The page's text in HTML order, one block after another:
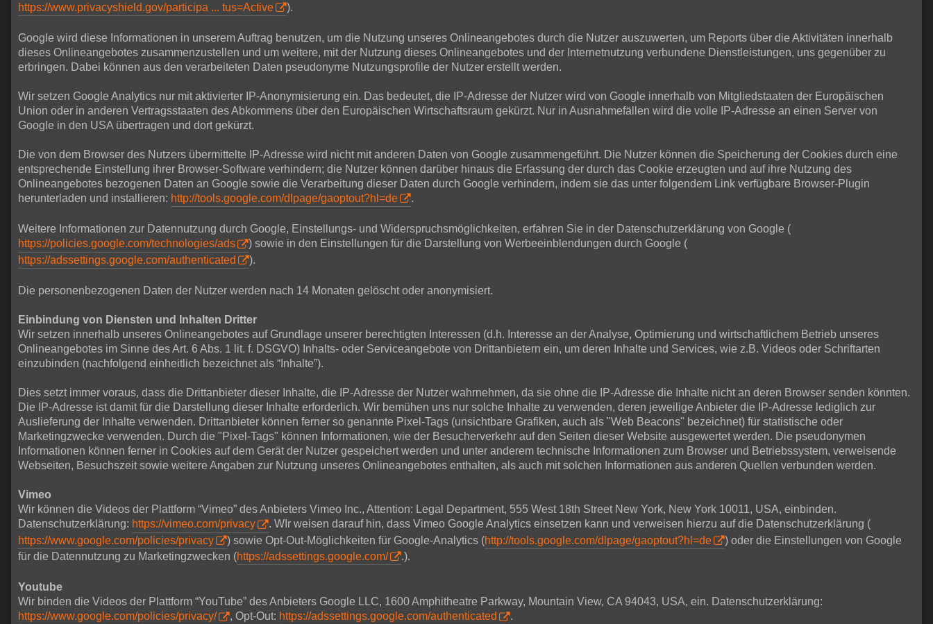
https://www.privacyshield.gov/participa ... tus=Active
).
Google wird diese Informationen in unserem Auftrag benutzen, um die Nutzung unseres Onlineangebotes durch die Nutzer auszuwerten, um Reports über die Aktivitäten innerhalb
dieses Onlineangebotes zusammenzustellen und um weitere, mit der Nutzung dieses Onlineangebotes und der Internetnutzung verbundene Dienstleistungen, uns gegenüber zu
erbringen. Dabei können aus den verarbeiteten Daten pseudonyme Nutzungsprofile der Nutzer erstellt werden.
Wir setzen Google Analytics nur mit aktivierter IP-Anonymisierung ein. Das bedeutet, die IP-Adresse der Nutzer wird von Google innerhalb von Mitgliedstaaten der Europäischen
Union oder in anderen Vertragsstaaten des Abkommens über den Europäischen Wirtschaftsraum gekürzt. Nur in Ausnahmefällen wird die volle IP-Adresse an einen Server von
Google in den USA übertragen und dort gekürzt.
Die von dem Browser des Nutzers übermittelte IP-Adresse wird nicht mit anderen Daten von Google zusammengeführt. Die Nutzer können die Speicherung der Cookies durch eine
entsprechende Einstellung ihrer Browser-Software verhindern; die Nutzer können darüber hinaus die Erfassung der durch das Cookie erzeugten und auf ihre Nutzung des
Onlineangebotes bezogenen Daten an Google sowie die Verarbeitung dieser Daten durch Google verhindern, indem sie das unter folgendem Link verfügbare Browser-Plugin
herunterladen und installieren: http://tools.google.com/dlpage/gaoptout?hl=de .
Weitere Informationen zur Datennutzung durch Google, Einstellungs- und Widerspruchsmöglichkeiten, erfahren Sie in der Datenschutzerklärung von Google (
https://policies.google.com/technologies/ads
) sowie in den Einstellungen für die Darstellung von Werbeeinblendungen durch Google (
https://adssettings.google.com/authenticated
).
Die personenbezogenen Daten der Nutzer werden nach 14 Monaten gelöscht oder anonymisiert.
Einbindung von Diensten und Inhalten Dritter
Wir setzen innerhalb unseres Onlineangebotes auf Grundlage unserer berechtigten Interessen (d.h. Interesse an der Analyse, Optimierung und wirtschaftlichem Betrieb unseres
Onlineangebotes im Sinne des Art. 6 Abs. 1 lit. f. DSGVO) Inhalts- oder Serviceangebote von Drittanbietern ein, um deren Inhalte und Services, wie z.B. Videos oder Schriftarten
einzubinden (nachfolgend einheitlich bezeichnet als “Inhalte”).
Dies setzt immer voraus, dass die Drittanbieter dieser Inhalte, die IP-Adresse der Nutzer wahrnehmen, da sie ohne die IP-Adresse die Inhalte nicht an deren Browser senden könnten.
Die IP-Adresse ist damit für die Darstellung dieser Inhalte erforderlich. Wir bemühen uns nur solche Inhalte zu verwenden, deren jeweilige Anbieter die IP-Adresse lediglich zur
Auslieferung der Inhalte verwenden. Drittanbieter können ferner so genannte Pixel-Tags (unsichtbare Grafiken, auch als "Web Beacons" bezeichnet) für statistische oder
Marketingzwecke verwenden. Durch die "Pixel-Tags" können Informationen, wie der Besucherverkehr auf den Seiten dieser Website ausgewertet werden. Die pseudonymen
Informationen können ferner in Cookies auf dem Gerät der Nutzer gespeichert werden und unter anderem technische Informationen zum Browser und Betriebssystem, verweisende
Webseiten, Besuchszeit sowie weitere Angaben zur Nutzung unseres Onlineangebotes enthalten, als auch mit solchen Informationen aus anderen Quellen verbunden werden.
Vimeo
Wir können die Videos der Plattform “Vimeo” des Anbieters Vimeo Inc., Attention: Legal Department, 555 West 18th Street New York, New York 10011, USA, einbinden.
Datenschutzerklärung: https://vimeo.com/privacy
. WIr weisen darauf hin, dass Vimeo Google Analytics einsetzen kann und verweisen hierzu auf die Datenschutzerklärung (
https://www.google.com/policies/privacy
) sowie Opt-Out-Möglichkeiten für Google-Analytics (http://tools.google.com/dlpage/gaoptout?hl=de
) oder die Einstellungen von Google
für die Datennutzung zu Marketingzwecken (https://adssettings.google.com/ .).
Youtube
Wir binden die Videos der Plattform “YouTube” des Anbieters Google LLC, 1600 Amphitheatre Parkway, Mountain View, CA 94043, USA, ein. Datenschutzerklärung:
https://www.google.com/policies/privacy/
, Opt-Out: https://adssettings.google.com/authenticated .